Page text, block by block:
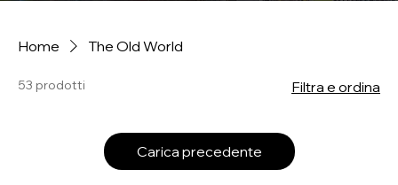
Home The Old World
53 prodotti Filtra e ordina
Carica precedente